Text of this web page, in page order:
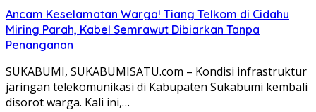
Ancam Keselamatan Warga! Tiang Telkom di Cidahu
Miring Parah, Kabel Semrawut Dibiarkan Tanpa
Penanganan
SUKABUMI, SUKABUMISATU.com – Kondisi infrastruktur
jaringan telekomunikasi di Kabupaten Sukabumi kembali
disorot warga. Kali ini,…